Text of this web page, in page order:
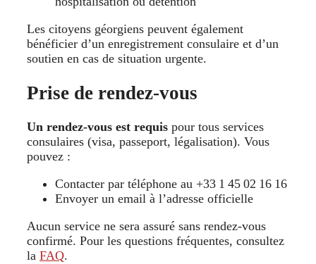
Les citoyens géorgiens peuvent également
bénéficier d’un enregistrement consulaire et d’un
soutien en cas de situation urgente.
Prise de rendez-vous
Un rendez-vous est requis pour tous services
consulaires (visa, passeport, légalisation). Vous
pouvez :
Contacter par téléphone au +33 1 45 02 16 16
Envoyer un email à l’adresse officielle
Aucun service ne sera assuré sans rendez-vous
confirmé. Pour les questions fréquentes, consultez
la FAQ.